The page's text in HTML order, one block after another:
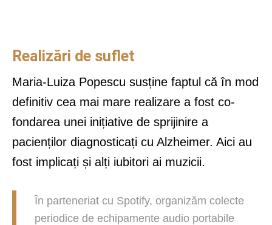
Realizări de suflet
Maria-Luiza Popescu susține faptul că în mod
definitiv cea mai mare realizare a fost co-
fondarea unei inițiative de sprijinire a
pacienților diagnosticați cu Alzheimer. Aici au
fost implicați și alți iubitori ai muzicii.
În parteneriat cu Spotify, organizăm colecte
periodice de echipamente audio portabile